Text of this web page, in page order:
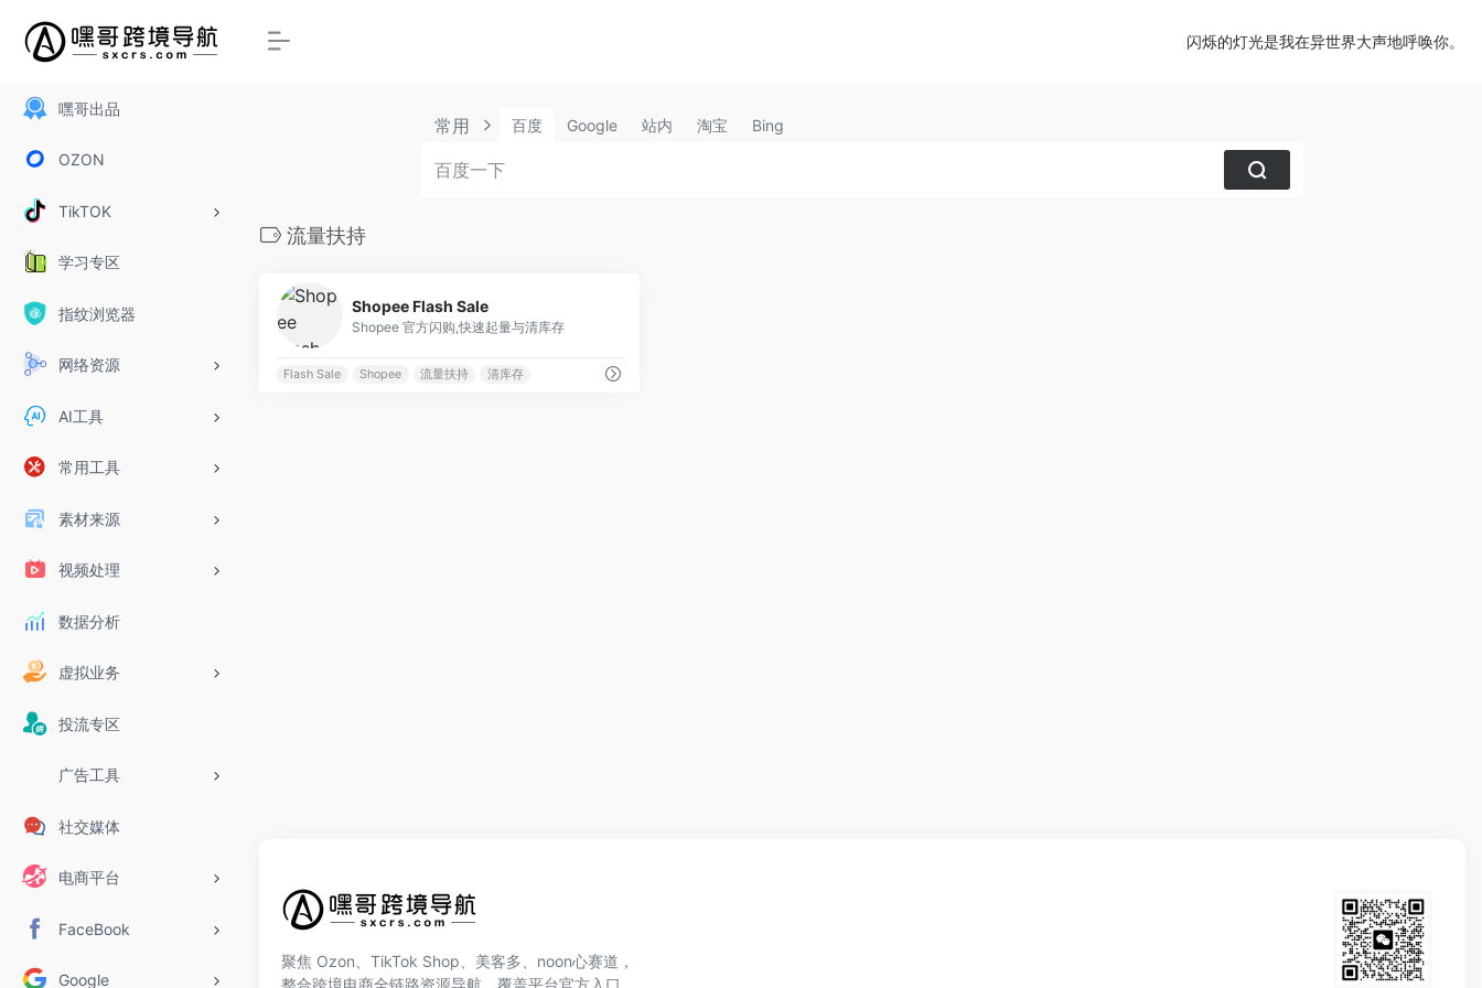
嘿哥出品
OZON
TikTOK
学习专区
指纹浏览器
网络资源
AI工具
常用工具
素材来源
视频处理
数据分析
虚拟业务
投流专区
广告工具
社交媒体
电商平台
FaceBook
Google
闪烁的灯光是我在异世界大声地呼唤你。
常用 百度 Google 站内 淘宝 Bing
流量扶持
Shopee Flash Sale
Shopee 官方闪购,快速起量与清库存
Flash Sale Shopee 流量扶持 清库存
聚焦 Ozon、TikTok Shop、美客多、noon心赛道，
整合跨境电商全链路资源导航，覆盖平台官方入口、